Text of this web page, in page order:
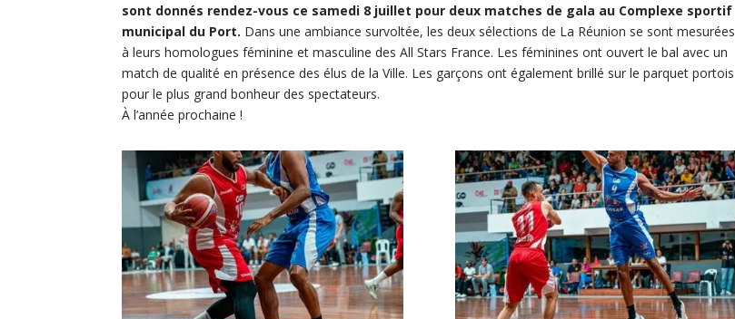
sont donnés rendez-vous ce samedi 8 juillet pour deux matches de gala au Complexe sportif
municipal du Port. Dans une ambiance survoltée, les deux sélections de La Réunion se sont mesurées
à leurs homologues féminine et masculine des All Stars France. Les féminines ont ouvert le bal avec un
match de qualité en présence des élus de la Ville. Les garçons ont également brillé sur le parquet portois
pour le plus grand bonheur des spectateurs.
À l’année prochaine !